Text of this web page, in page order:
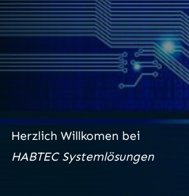
Herzlich Willkomen bei
HABTEC Systemlösungen